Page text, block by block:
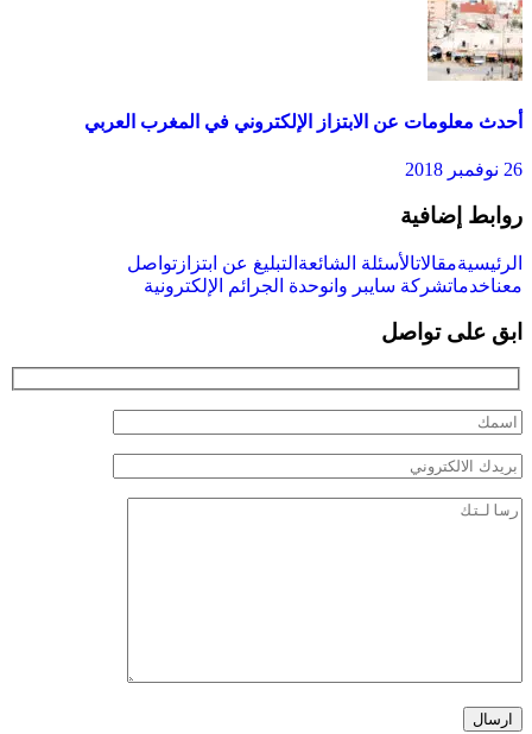
أحدث معلومات عن الابتزاز الإلكتروني في المغرب العربي
26 نوفمبر 2018
روابط إضافية
الرئيسيةمقالاتالأسئلة الشائعة التبليغ عن ابتزاز تواصل
معناخدماتشركة سايبر وانوحدة الجرائم الإلكترونية
ابق على تواصل